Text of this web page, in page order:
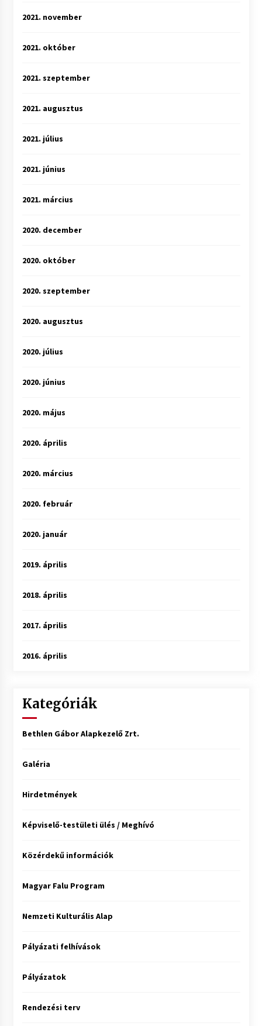
2021. november
2021. október
2021. szeptember
2021. augusztus
2021. július
2021. június
2021. március
2020. december
2020. október
2020. szeptember
2020. augusztus
2020. július
2020. június
2020. május
2020. április
2020. március
2020. február
2020. január
2019. április
2018. április
2017. április
2016. április
Kategóriák
Bethlen Gábor Alapkezelő Zrt.
Galéria
Hirdetmények
Képviselő-testületi ülés / Meghívó
Közérdekű információk
Magyar Falu Program
Nemzeti Kulturális Alap
Pályázati felhívások
Pályázatok
Rendezési terv